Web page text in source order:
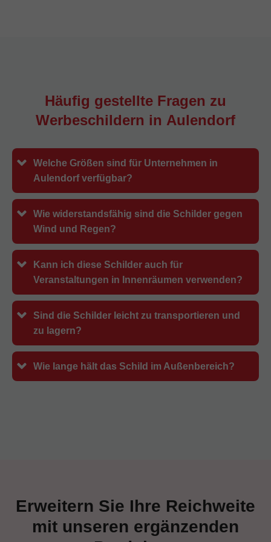
Häufig gestellte Fragen zu
Werbeschildern in Aulendorf
Welche Größen sind für Unternehmen in
Aulendorf verfügbar?
Wie widerstandsfähig sind die Schilder gegen
Wind und Regen?
Kann ich diese Schilder auch für
Veranstaltungen in Innenräumen verwenden?
Sind die Schilder leicht zu transportieren und
zu lagern?
Wie lange hält das Schild im Außenbereich?
Erweitern Sie Ihre Reichweite
mit unseren ergänzenden